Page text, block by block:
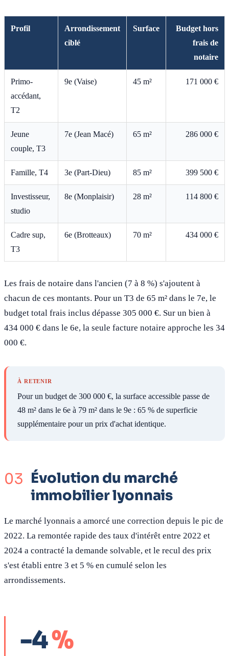
Profil
Arrondissement
ciblé
Surface
Budget hors
frais de
notaire
Primo-
accédant,
T2
9e (Vaise) 45 m² 171 000 €
Jeune
couple, T3
7e (Jean Macé) 65 m² 286 000 €
Famille, T4 3e (Part-Dieu) 85 m² 399 500 €
Investisseur,
studio
8e (Monplaisir) 28 m² 114 800 €
Cadre sup,
T3
6e (Brotteaux) 70 m² 434 000 €
Les frais de notaire dans l'ancien (7 à 8 %) s'ajoutent à
chacun de ces montants. Pour un T3 de 65 m² dans le 7e, le
budget total frais inclus dépasse 305 000 €. Sur un bien à
434 000 € dans le 6e, la seule facture notaire approche les 34
000 €.
À RETENIR
Pour un budget de 300 000 €, la surface accessible passe de
48 m² dans le 6e à 79 m² dans le 9e : 65 % de superficie
supplémentaire pour un prix d'achat identique.
Évolution du marché
immobilier lyonnais
Le marché lyonnais a amorcé une correction depuis le pic de
2022. La remontée rapide des taux d'intérêt entre 2022 et
2024 a contracté la demande solvable, et le recul des prix
s'est établi entre 3 et 5 % en cumulé selon les
arrondissements.
-4%